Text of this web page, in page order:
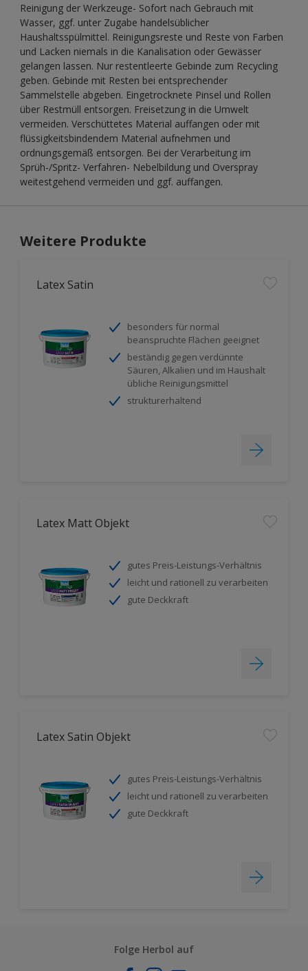
Reinigung der Werkzeuge- Sofort nach Gebrauch mit
Wasser, ggf. unter Zugabe handelsüblicher
Haushaltsspülmittel. Reinigungsreste und Reste von Farben
und Lacken niemals in die Kanalisation oder Gewässer
gelangen lassen. Nur restentleerte Gebinde zum Recycling
geben. Gebinde mit Resten bei entsprechender
Sammelstelle abgeben. Eingetrocknete Pinsel und Rollen
über Restmüll entsorgen. Freisetzung in die Umwelt
vermeiden. Verschüttetes Material auffangen oder mit
flüssigkeitsbindendem Material aufnehmen und
ordnungsgemäß entsorgen. Bei der Verarbeitung im
Sprüh-/Spritz- Verfahren- Nebelbildung und Overspray
weitestgehend vermeiden und ggf. auffangen.
Weitere Produkte
Latex Satin
besonders für normal
beanspruchte Flächen geeignet
beständig gegen verdünnte
Säuren, Alkalien und im Haushalt
übliche Reinigungsmittel
strukturerhaltend
Latex Matt Objekt
gutes Preis-Leistungs-Verhältnis
leicht und rationell zu verarbeiten
gute Deckkraft
Latex Satin Objekt
gutes Preis-Leistungs-Verhältnis
leicht und rationell zu verarbeiten
gute Deckkraft
Folge Herbol auf